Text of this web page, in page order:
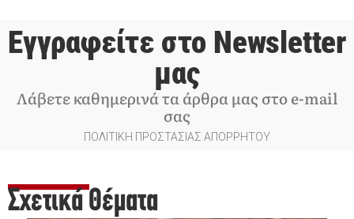
Εγγραφείτε στο Newsletter
μας
Λάβετε καθημερινά τα άρθρα μας στο e-mail
σας
ΠΟΛΙΤΙΚΗ ΠΡΟΣΤΑΣΙΑΣ ΑΠΟΡΡΗΤΟΥ
Σχετικά Θέματα